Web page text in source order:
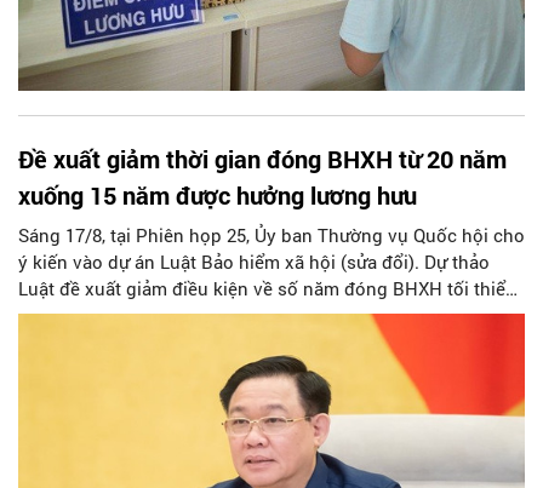
Đề xuất giảm thời gian đóng BHXH từ 20 năm
xuống 15 năm được hưởng lương hưu
Sáng 17/8, tại Phiên họp 25, Ủy ban Thường vụ Quốc hội cho
ý kiến vào dự án Luật Bảo hiểm xã hội (sửa đổi). Dự thảo
Luật đề xuất giảm điều kiện về số năm đóng BHXH tối thiểu
để được hưởng lương hưu hàng tháng từ 20 năm xuống 15